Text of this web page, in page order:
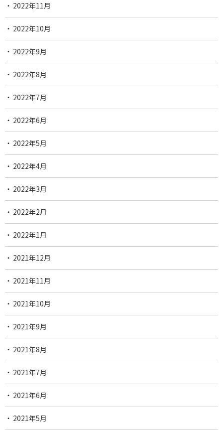
2022年11月
2022年10月
2022年9月
2022年8月
2022年7月
2022年6月
2022年5月
2022年4月
2022年3月
2022年2月
2022年1月
2021年12月
2021年11月
2021年10月
2021年9月
2021年8月
2021年7月
2021年6月
2021年5月